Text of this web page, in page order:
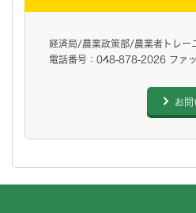
経済局/農業政策部/農業者トレー
電話番号：048-878-2026 ファ
お問